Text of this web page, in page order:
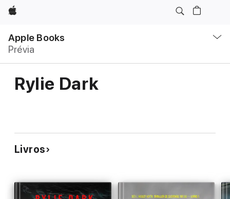
Apple
Apple Books
Prévia
Nav
Abrir
menu
Rylie Dark
Livros